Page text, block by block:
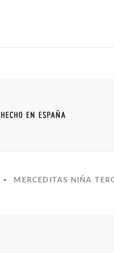
HECHO EN ESPAÑA
MERCEDITAS NIÑA